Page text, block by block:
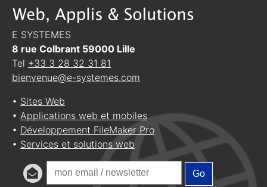
E SYSTEMES
8 rue Colbrant 59000 Lille
Tel +33 3 28 32 31 81
bienvenue@e-systemes.com
• Sites Web
• Applications web et mobiles
• Développement FileMaker Pro
• Services et solutions web
Go